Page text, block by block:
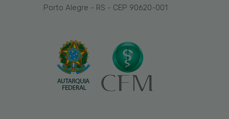
Porto Alegre - RS - CEP 90620-001